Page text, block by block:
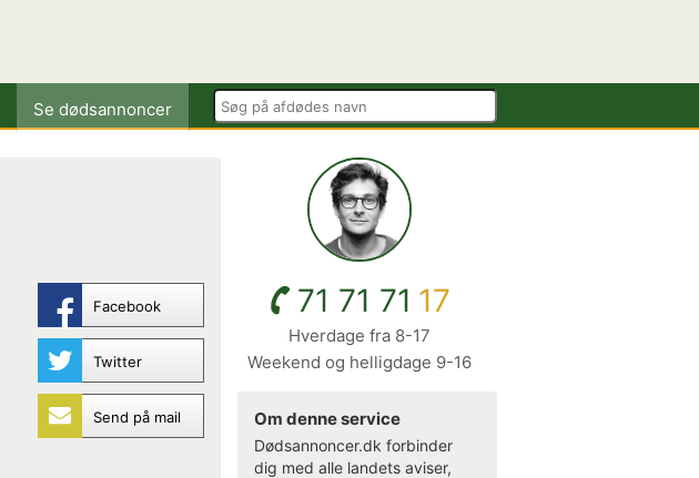
Se dødsannoncer
Facebook
Twitter
Send på mail
71 71 71 17
Hverdage fra 8-17
Weekend og helligdage 9-16
Om denne service
Dødsannoncer.dk forbinder
dig med alle landets aviser,